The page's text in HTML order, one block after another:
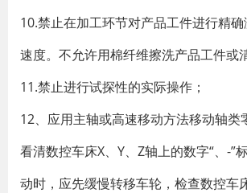
10.禁止在加工环节对产品工件进行精
速度。不允许用棉纤维擦洗产品工件或
11.禁止进行试探性的实际操作；
12、应用主轴或高速移动方法移动轴类
看清数控车床X、Y、Z轴上的数字“、-”
动时，应先缓慢转移车轮，检查数控车